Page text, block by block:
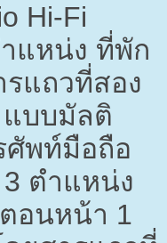
Hi-Fi
แหน่ง ที่พัก
แถวที่สอง
แบบมัลติ
ศัพท์มือถือ
3 ตำแหน่ง
อนหน้า 1